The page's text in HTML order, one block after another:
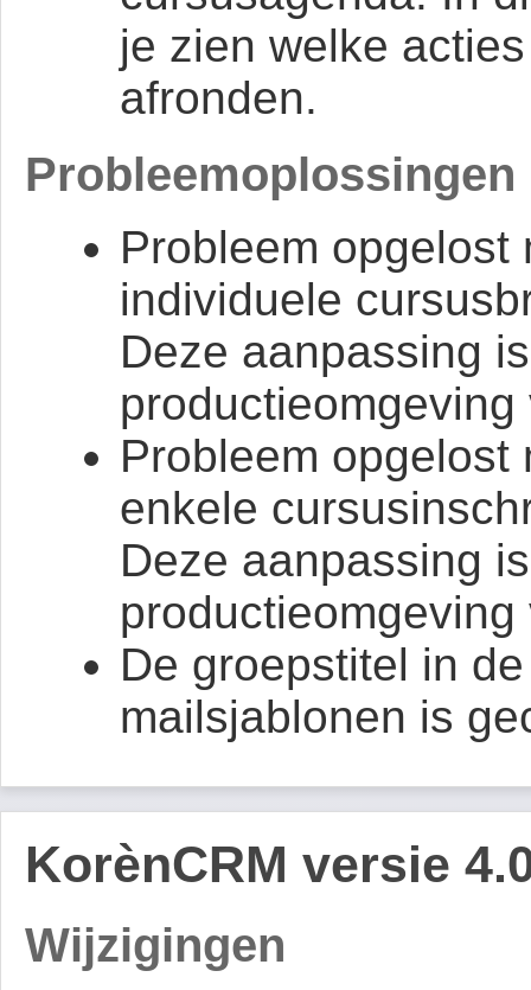
je zien welke
afronden.
Probleemoplossingen
Probleem opgelost
individuele
Deze aanpassing
productieomgeving
Probleem opgelost
enkele
Deze aanpassing
productieomgeving
De groepstitel in
mailsjablonen is
KorènCRM versie
Wijzigingen